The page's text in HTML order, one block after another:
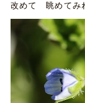
改めて 眺めてみ